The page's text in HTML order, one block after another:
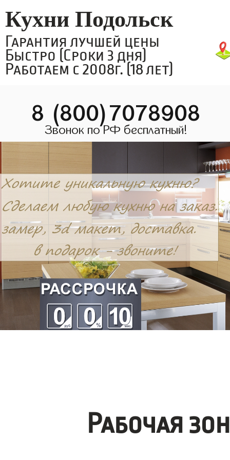
Кухни Подольск
Гарантия лучшей цены
Быстро (Сроки 3 дня)
Работаем с 2008г. (18 лет)
8 (800)7078908
Звонок по РФ бесплатный!
Рабочая